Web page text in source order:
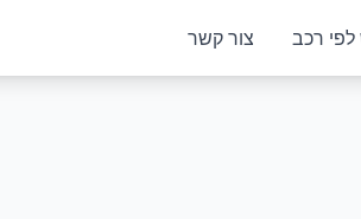
לפי רכב צור קשר